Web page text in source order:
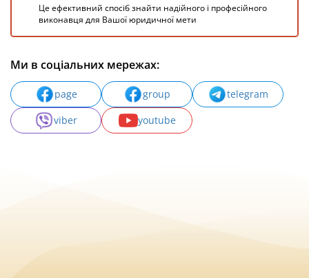
Це ефективний спосіб знайти надійного і професійного
виконавця для Вашої юридичної мети
Ми в соціальних мережах:
page group
telegram
viber
youtube